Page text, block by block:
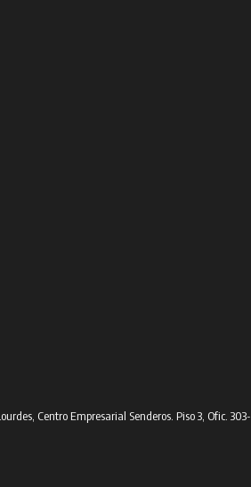
Centro Empresarial Senderos. Piso 3, Ofic. 303-